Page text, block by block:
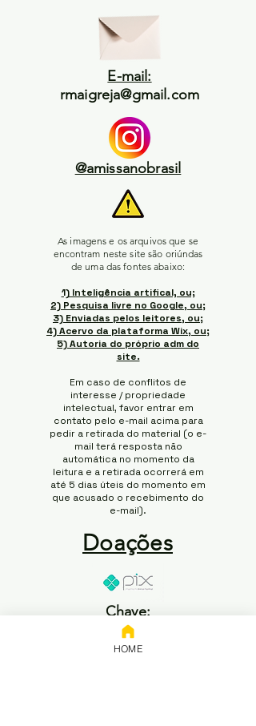
E-mail:
rmaigreja@gmail.com
@amissanobrasil
As imagens e os arquivos que se
encontram neste site são oriúndas
de uma das fontes abaixo:
1) Inteligência artifical, ou;
2) Pesquisa livre no Google, ou;
3) Enviadas pelos leitores, ou;
4) Acervo da plataforma Wix, ou;
5) Autoria do próprio adm do
site.
Em caso de conflitos de
interesse / propriedade
intelectual, favor entrar em
contato pelo e-mail acima para
pedir a retirada do material (o e-
mail terá resposta não
automática no momento da
leitura e a retirada ocorrerá em
até 5 dias úteis do momento em
que acusado o recebimento do
e-mail).
Doações
Chave:
65.258.416/0001-50
HOME